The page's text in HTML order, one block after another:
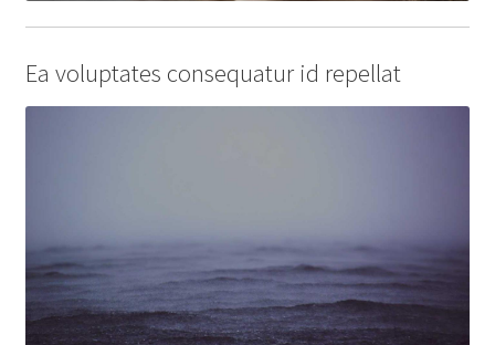
Ea voluptates consequatur id repellat